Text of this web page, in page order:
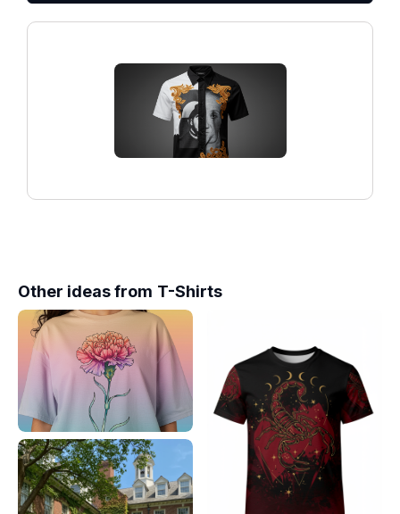
Other ideas from T-Shirts